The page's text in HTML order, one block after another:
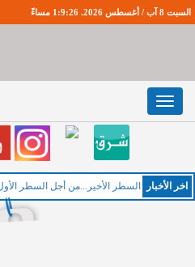
السبت 8 آب / أغسطس 2026. 1:9:26 مساءً
Toggle
navigation
اخر اﻷخبار الخمي